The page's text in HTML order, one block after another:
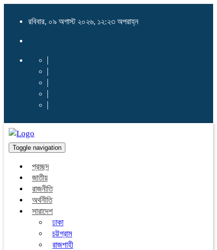
রবিবার, ০৯ অগাস্ট ২০২৬, ১২:২৩ অপরাহ্ন
Toggle navigation
প্রচ্ছদ
জাতীয়
রাজনীতি
অর্থনীতি
সারাদেশ
ঢাকা
চট্টগ্রাম
রাজশাহী